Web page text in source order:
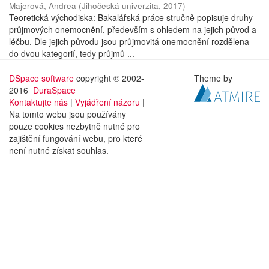
Majerová, Andrea (Jihočeská univerzita, 2017)
Teoretická východiska: Bakalářská práce stručně popisuje druhy
průjmových onemocnění, především s ohledem na jejich původ a
léčbu. Dle jejich původu jsou průjmovitá onemocnění rozdělena
do dvou kategorií, tedy průjmů ...
DSpace software copyright © 2002-
2016 DuraSpace
Kontaktujte nás | Vyjádření názoru |
Na tomto webu jsou používány
pouze cookies nezbytně nutné pro
zajištění fungování webu, pro které
není nutné získat souhlas.
Theme by